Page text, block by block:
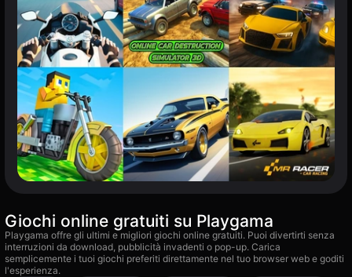
Giochi online gratuiti su Playgama
Playgama offre gli ultimi e migliori giochi online gratuiti. Puoi divertirti senza
interruzioni da download, pubblicità invadenti o pop-up. Carica
semplicemente i tuoi giochi preferiti direttamente nel tuo browser web e goditi
l'esperienza.